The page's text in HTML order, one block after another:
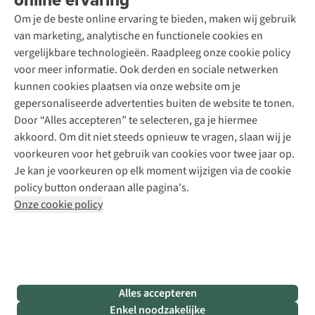
Om je de beste online ervaring te bieden, maken wij gebruik
van marketing, analytische en functionele cookies en
vergelijkbare technologieën. Raadpleeg onze cookie policy
voor meer informatie. Ook derden en sociale netwerken
kunnen cookies plaatsen via onze website om je
gepersonaliseerde advertenties buiten de website te tonen.
Door “Alles accepteren” te selecteren, ga je hiermee
akkoord. Om dit niet steeds opnieuw te vragen, slaan wij je
voorkeuren voor het gebruik van cookies voor twee jaar op.
Je kan je voorkeuren op elk moment wijzigen via de cookie
policy button onderaan alle pagina's.
Onze cookie policy
Alles accepteren
Enkel noodzakelijke
Toegankelijkheidsverklaring
Schoenonderhoud
Schoenherstelling
Kledingherstelling
Retouches
Voor bedrijven
Explore Academy
Explore Camp
Gear Check
Inspiratie & advies
Meld je aan voor de nieuwsbrief
Follow us
Disclaimer Privacy Policy
Algemene voorwaarden
Cookie Policy